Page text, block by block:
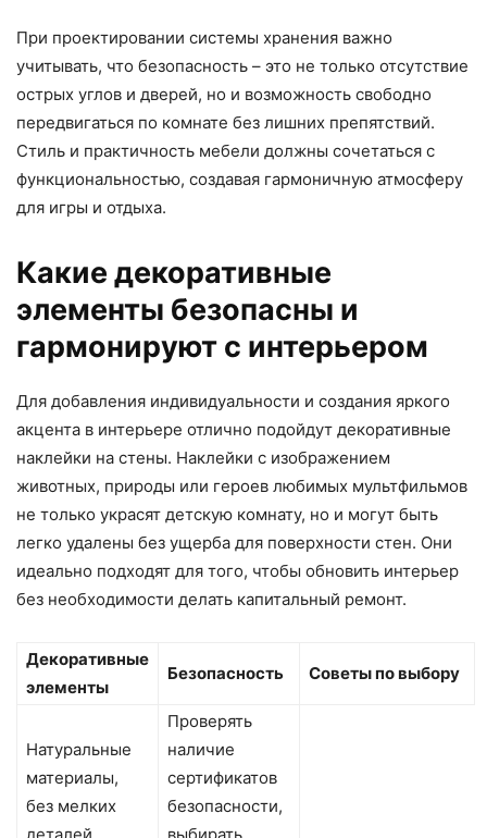
При проектировании системы хранения важно
учитывать, что безопасность – это не только отсутствие
острых углов и дверей, но и возможность свободно
передвигаться по комнате без лишних препятствий.
Стиль и практичность мебели должны сочетаться с
функциональностью, создавая гармоничную атмосферу
для игры и отдыха.
Какие декоративные
элементы безопасны и
гармонируют с интерьером
Для добавления индивидуальности и создания яркого
акцента в интерьере отлично подойдут декоративные
наклейки на стены. Наклейки с изображением
животных, природы или героев любимых мультфильмов
не только украсят детскую комнату, но и могут быть
легко удалены без ущерба для поверхности стен. Они
идеально подходят для того, чтобы обновить интерьер
без необходимости делать капитальный ремонт.
Декоративные
элементы
Безопасность Советы по выбору
Натуральные
материалы,
без мелких
Проверять
наличие
сертификатов
безопасности,